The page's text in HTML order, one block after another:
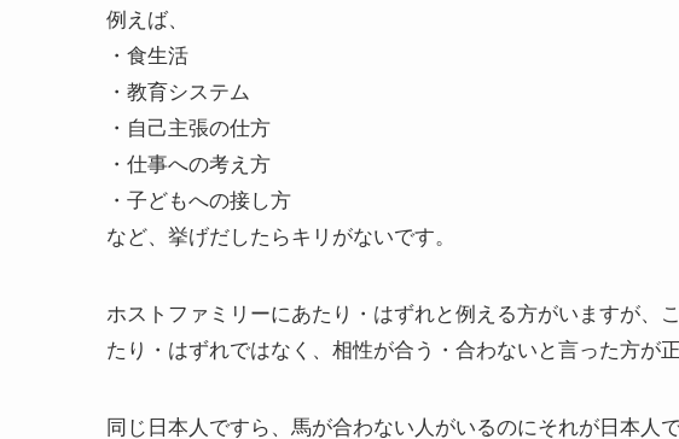
例えば、
・食生活
・教育システム
・自己主張の仕方
・仕事への考え方
・子どもへの接し方
など、挙げだしたらキリがないです。
ホストファミリーにあたり・はずれと例える方がいますが、
たり・はずれではなく、相性が合う・合わないと言った方が正
同じ日本人ですら、馬が合わない人がいるのにそれが日本人